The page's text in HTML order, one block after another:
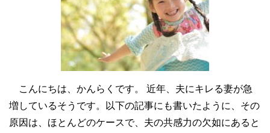
こんにちは、かんらくです。 近年、夫にキレる妻が急
増しているそうです。以下の記事にも書いたように、その
原因は、ほとんどのケースで、夫の共感力の欠如にあると